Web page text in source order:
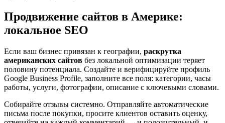
Продвижение сайтов в Америке:
локальное SEO
Если ваш бизнес привязан к географии, раскрутка
американских сайтов без локальной оптимизации теряет
половину потенциала. Создайте и верифицируйте профиль
Google Business Profile, заполните все поля: категории, часы
работы, услуги, фотографии, описание с ключевыми словами.
Собирайте отзывы системно. Отправляйте автоматические
письма после покупки, просите клиентов оставить оценку,